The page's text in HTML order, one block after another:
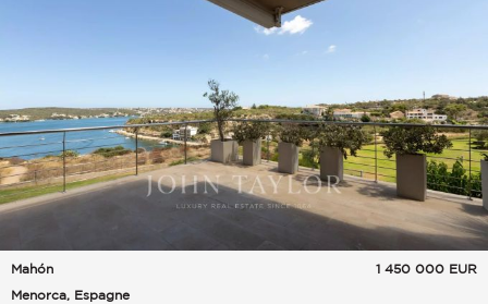
Mahón
Menorca, Espagne
1 450 000 EUR